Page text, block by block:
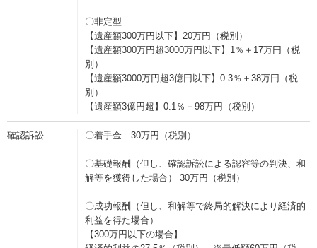
〇非定型
【遺産額300万円以下】20万円（税別）
【遺産額300万円超3000万円以下】1％＋17万円（税
別）
【遺産額3000万円超3億円以下】0.3％＋38万円（税
別）
【遺産額3億円超】0.1％＋98万円（税別）
確認訴訟 〇着手金 30万円（税別）
〇基礎報酬（但し、確認訴訟による認容等の判決、和
解等を獲得した場合） 30万円（税別）
〇成功報酬（但し、和解等で終局的解決により経済的
利益を得た場合）
【300万円以下の場合】